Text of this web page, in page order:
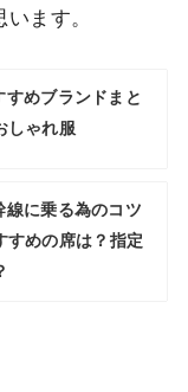
ます。
すめブランドまと
しゃれ服
線に乗る為のコツ
すめの席は？指定